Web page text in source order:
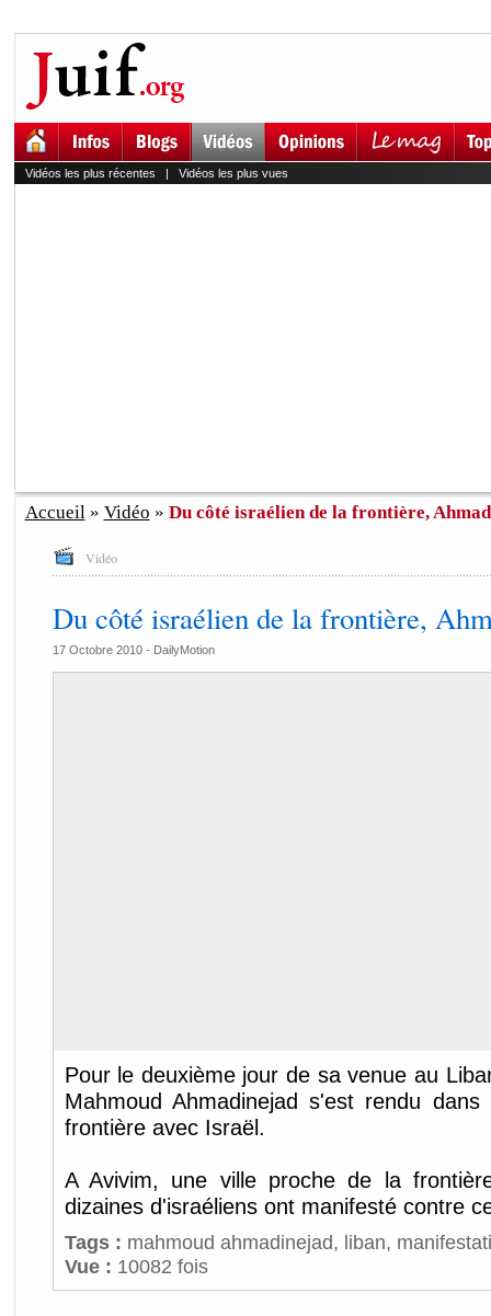
Vidéos les plus récentes | Vidéos les plus vues
Accueil» Vidéo » Du côté israélien de la frontière,
Vidéo
Du côté israélien de la frontière,
17 Octobre 2010 - DailyMotion
Pour le deuxième jour de sa venue au
Mahmoud Ahmadinejad s'est rendu
frontière avec Israël.
A Avivim, une ville proche de la
dizaines d'israéliens ont manifesté contre
Tags : mahmoud ahmadinejad, liban,
Vue : 10082 fois